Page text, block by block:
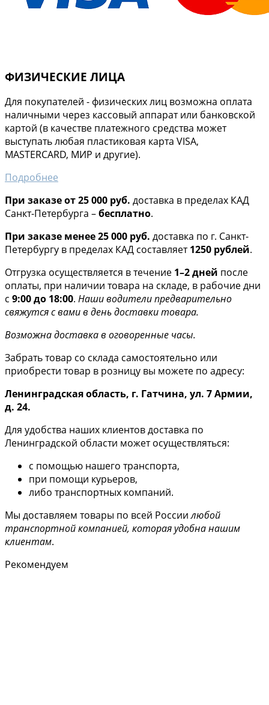
ФИЗИЧЕСКИЕ ЛИЦА
Для покупателей - физических лиц возможна оплата
наличными через кассовый аппарат или банковской
картой (в качестве платежного средства может
выступать любая пластиковая карта VISA,
MASTERCARD, МИР и другие).
Подробнее
При заказе от 25 000 руб. доставка в пределах КАД
Санкт-Петербурга –бесплатно.
При заказе менее 25 000 руб. доставка по г. Санкт-
Петербургу в пределах КАД составляет1250 рублей.
Отгрузка осуществляется в течение 1–2 дней после
оплаты, при наличии товара на складе, в рабочие дни
с 9:00 до 18:00. Наши водители предварительно
свяжутся с вами в день доставки товара.
Возможна доставка в оговоренные часы.
Забрать товар со склада самостоятельно или
приобрести товар в розницу вы можете по адресу:
Ленинградская область, г. Гатчина, ул. 7 Армии,
д. 24.
Для удобства наших клиентов доставка по
Ленинградской области может осуществляться:
с помощью нашего транспорта,
при помощи курьеров,
либо транспортных компаний.
Мы доставляем товары по всей Россиилюбой
транспортной компанией, которая удобна нашим
клиентам.
Рекомендуем